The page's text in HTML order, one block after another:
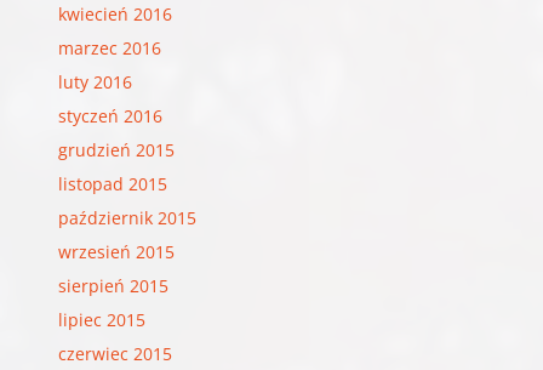
kwiecień 2016
marzec 2016
luty 2016
styczeń 2016
grudzień 2015
listopad 2015
październik 2015
wrzesień 2015
sierpień 2015
lipiec 2015
czerwiec 2015